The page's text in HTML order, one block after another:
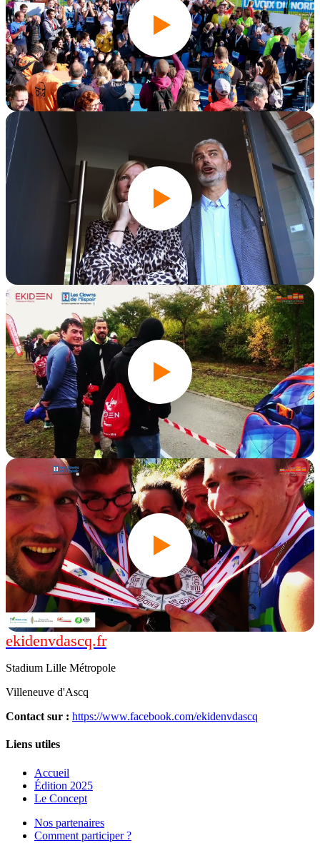
Édition 2022
Ekivengers 2021
Édition 2019
Édition 2018
ekidenvdascq.fr
Stadium Lille Métropole
Villeneuve d'Ascq
Contact sur : https://www.facebook.com/ekidenvdascq
Liens utiles
Accueil
Édition 2025
Le Concept
Nos partenaires
Comment participer ?